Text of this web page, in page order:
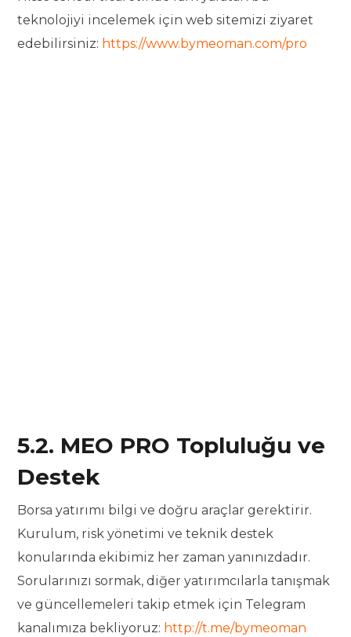
teknolojiyi incelemek için web sitemizi ziyaret
edebilirsiniz: https://www.bymeoman.com/pro
5.2. MEO PRO Topluluğu ve
Destek
Borsa yatırımı bilgi ve doğru araçlar gerektirir.
Kurulum, risk yönetimi ve teknik destek
konularında ekibimiz her zaman yanınızdadır.
Sorularınızı sormak, diğer yatırımcılarla tanışmak
ve güncellemeleri takip etmek için Telegram
kanalımıza bekliyoruz: http://t.me/bymeoman